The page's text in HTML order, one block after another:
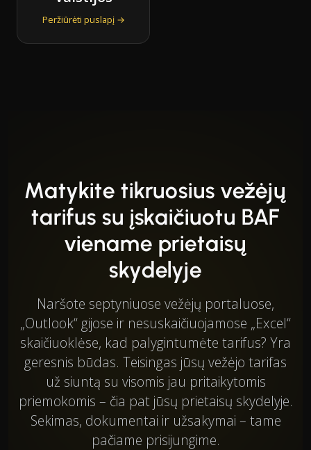
Peržiūrėti puslapį →
Matykite tikruosius vežėjų
tarifus su įskaičiuotu BAF
viename prietaisų
skydelyje
Naršote septyniuose vežėjų portaluose,
„Outlook“ gijose ir nesuskaičiuojamose „Excel“
skaičiuoklėse, kad palygintumėte tarifus? Yra
geresnis būdas. Teisingas jūsų vežėjo tarifas
už siuntą su visomis jau pritaikytomis
priemokomis – čia pat jūsų prietaisų skydelyje.
Sekimas, dokumentai ir užsakymai – tame
pačiame prisijungime.